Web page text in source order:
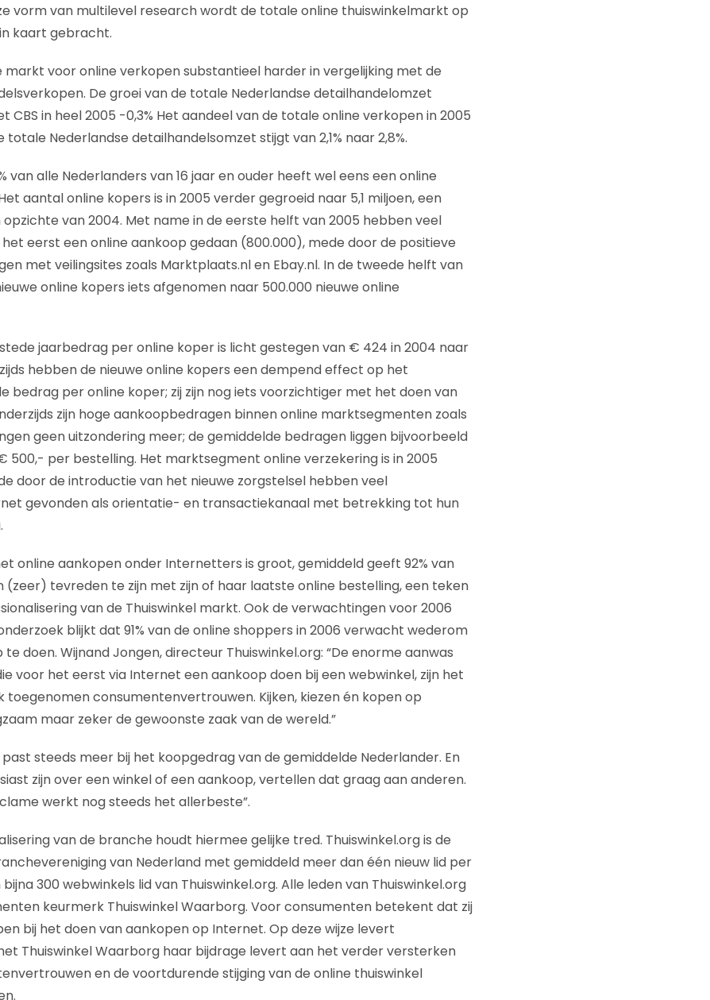
vorm van multilevel research wordt de totale online thuiswinkelmarkt op
kaart gebracht.
markt voor online verkopen substantieel harder in vergelijking met de
De groei van de totale Nederlandse detailhandelomzet
CBS in heel 2005 -0,3% Het aandeel van de totale online verkopen in 2005
Nederlandse detailhandelsomzet stijgt van 2,1% naar 2,8%.
van alle Nederlanders van 16 jaar en ouder heeft wel eens een online
aantal online kopers is in 2005 verder gegroeid naar 5,1 miljoen, een
opzichte van 2004. Met name in de eerste helft van 2005 hebben veel
eerst een online aankoop gedaan (800.000), mede door de positieve
met veilingsites zoals Marktplaats.nl en Ebay.nl. In de tweede helft van
online kopers iets afgenomen naar 500.000 nieuwe online
jaarbedrag per online koper is licht gestegen van € 424 in 2004 naar
hebben de nieuwe online kopers een dempend effect op het
bedrag per online koper; zij zijn nog iets voorzichtiger met het doen van
zijn hoge aankoopbedragen binnen online marktsegmenten zoals
geen uitzondering meer; de gemiddelde bedragen liggen bijvoorbeeld
500,- per bestelling. Het marktsegment online verzekering is in 2005
door de introductie van het nieuwe zorgstelsel hebben veel
gevonden als orientatie- en transactiekanaal met betrekking tot hun
online aankopen onder Internetters is groot, gemiddeld geeft 92% van
(zeer) tevreden te zijn met zijn of haar laatste online bestelling, een teken
van de Thuiswinkel markt. Ook de verwachtingen voor 2006
blijkt dat 91% van de online shoppers in 2006 verwacht wederom
doen. Wijnand Jongen, directeur Thuiswinkel.org: “De enorme aanwas
voor het eerst via Internet een aankoop doen bij een webwinkel, zijn het
toegenomen consumentenvertrouwen. Kijken, kiezen én kopen op
maar zeker de gewoonste zaak van de wereld.”
steeds meer bij het koopgedrag van de gemiddelde Nederlander. En
zijn over een winkel of een aankoop, vertellen dat graag aan anderen.
werkt nog steeds het allerbeste”.
van de branche houdt hiermee gelijke tred. Thuiswinkel.org is de
van Nederland met gemiddeld meer dan één nieuw lid per
300 webwinkels lid van Thuiswinkel.org. Alle leden van Thuiswinkel.org
keurmerk Thuiswinkel Waarborg. Voor consumenten betekent dat zij
bij het doen van aankopen op Internet. Op deze wijze levert
Thuiswinkel Waarborg haar bijdrage levert aan het verder versterken
en de voortdurende stijging van de online thuiswinkel